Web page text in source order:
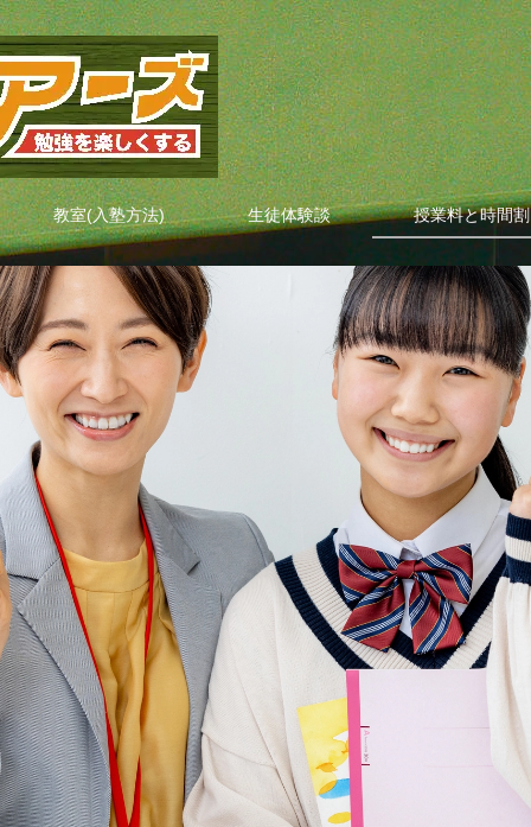
教室(入塾方法) 生徒体験談 授業料と時間割